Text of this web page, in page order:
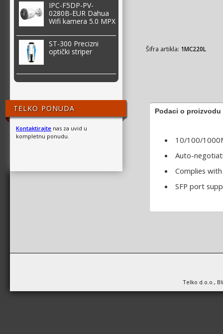
IPC-F5DP-PV-
0280B-EUR Dahua
Wifi kamera 5.0 MPX
ST-300 Precizni
optički striper
TELKO PONUDA
Kontaktirajte nas za uvid u
kompletnu ponudu.
Šifra artikla: 1MC220L
Podaci o proizvodu
10/100/
Auto-
Complies
SFP port
Telko d.o.o.,